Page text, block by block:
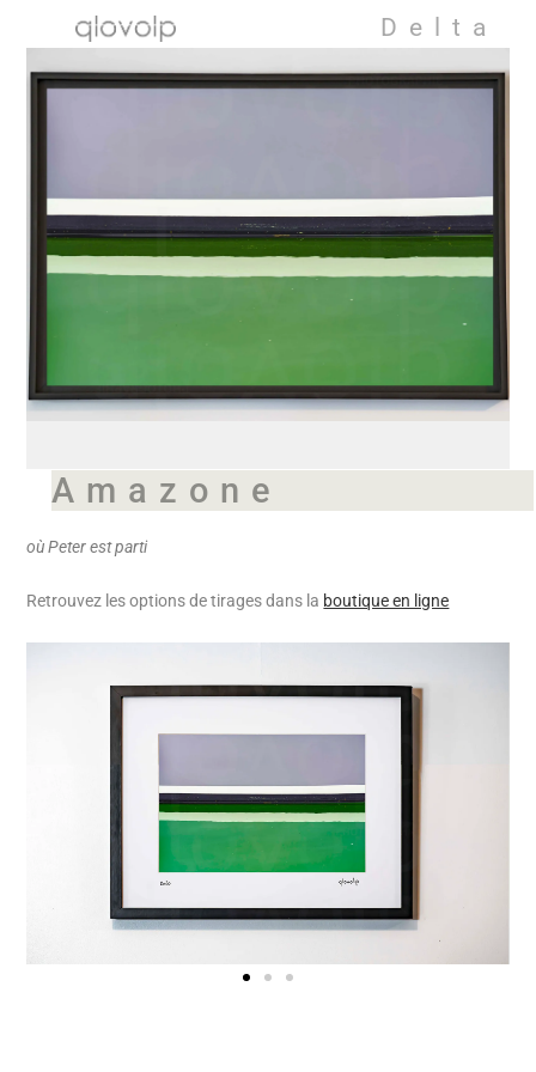
Delta
où Peter est parti
Retrouvez les options de tirages dans la boutique en ligne
Amazone